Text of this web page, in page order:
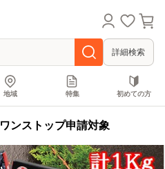
詳細検索
地域 特集 初めての方
ンストップ申請対象